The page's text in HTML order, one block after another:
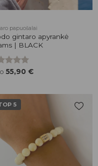
papuošalai
gintaro apyrankė
| BLACK
55,90 €
5
patikusios